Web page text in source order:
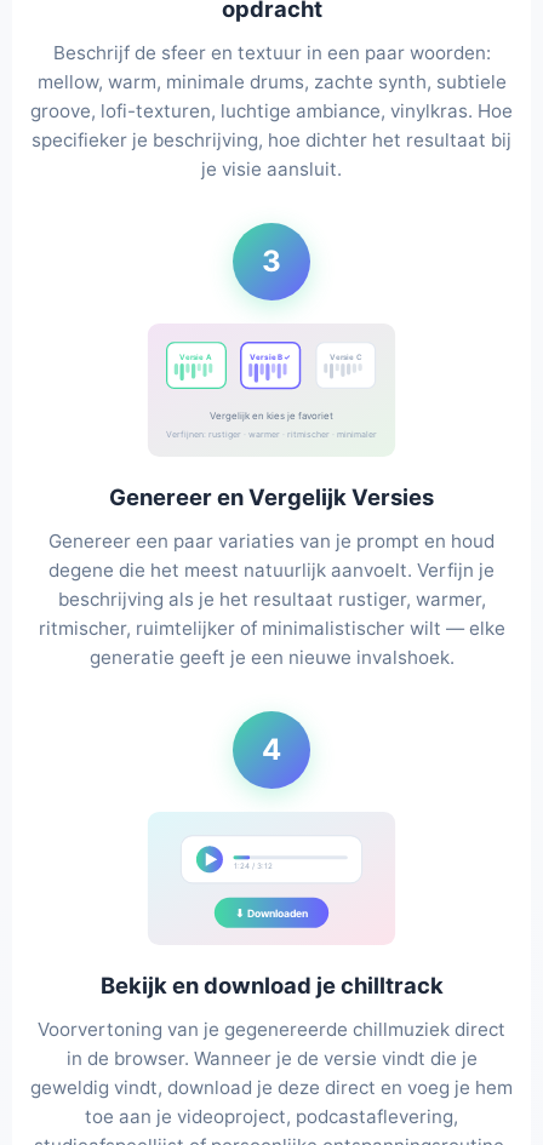
opdracht
Beschrijf de sfeer en textuur in een paar woorden:
mellow, warm, minimale drums, zachte synth, subtiele
groove, lofi-texturen, luchtige ambiance, vinylkras. Hoe
specifieker je beschrijving, hoe dichter het resultaat bij
je visie aansluit.
3
Versie A Versie B ✓ Versie C
Vergelijk en kies je favoriet
Verfijnen: rustiger · warmer · ritmischer · minimaler
Genereer en Vergelijk Versies
Genereer een paar variaties van je prompt en houd
degene die het meest natuurlijk aanvoelt. Verfijn je
beschrijving als je het resultaat rustiger, warmer,
ritmischer, ruimtelijker of minimalistischer wilt — elke
generatie geeft je een nieuwe invalshoek.
4
1:24 / 3:12
⬇ Downloaden
Bekijk en download je chilltrack
Voorvertoning van je gegenereerde chillmuziek direct
in de browser. Wanneer je de versie vindt die je
geweldig vindt, download je deze direct en voeg je hem
toe aan je videoproject, podcastaflevering,